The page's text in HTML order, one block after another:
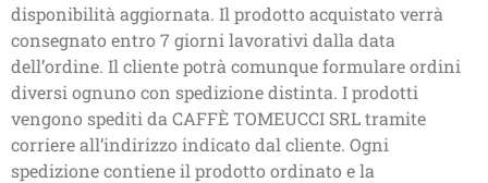
disponibilità aggiornata. Il prodotto acquistato verrà
consegnato entro 7 giorni lavorativi dalla data
dell’ordine. Il cliente potrà comunque formulare ordini
diversi ognuno con spedizione distinta. I prodotti
vengono spediti da CAFFÈ TOMEUCCI SRL tramite
corriere all’indirizzo indicato dal cliente. Ogni
spedizione contiene il prodotto ordinato e la